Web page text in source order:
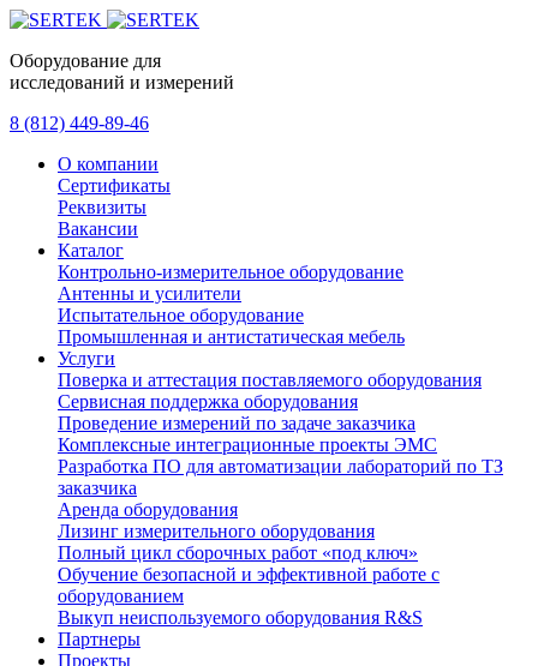
Оборудование для
исследований и измерений
8 (812) 449-89-46
О компании
Сертификаты
Реквизиты
Вакансии
Каталог
Контрольно-измерительное оборудование
Антенны и усилители
Испытательное оборудование
Промышленная и антистатическая мебель
Услуги
Поверка и аттестация поставляемого оборудования
Сервисная поддержка оборудования
Проведение измерений по задаче заказчика
Комплексные интеграционные проекты ЭМС
Разработка ПО для автоматизации лабораторий по ТЗ
заказчика
Аренда оборудования
Лизинг измерительного оборудования
Полный цикл сборочных работ «под ключ»
Обучение безопасной и эффективной работе с
оборудованием
Выкуп неиспользуемого оборудования R&S
Партнеры
Проекты